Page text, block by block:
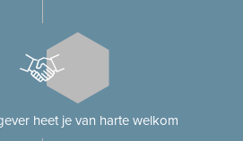
heet je van harte welkom